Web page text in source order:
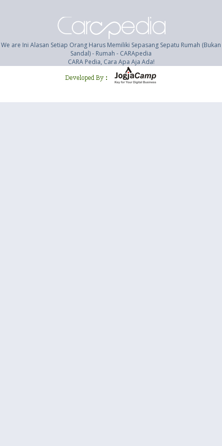
We are Ini Alasan Setiap Orang Harus Memiliki Sepasang Sepatu Rumah (Bukan
Sandal) - Rumah - CARApedia
CARA Pedia, Cara Apa Aja Ada!